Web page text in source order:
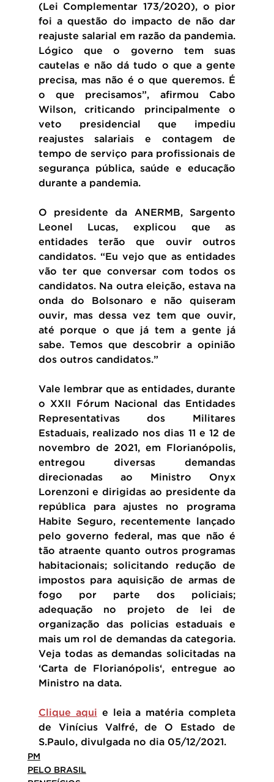
(Lei Complementar 173/2020), o pior
foi a questão do impacto de não dar
reajuste salarial em razão da pandemia.
Lógico que o governo tem suas
cautelas e não dá tudo o que a gente
precisa, mas não é o que queremos. É
o que precisamos”, afirmou Cabo
Wilson, criticando principalmente o
veto presidencial que impediu
reajustes salariais e contagem de
tempo de serviço para profissionais de
segurança pública, saúde e educação
durante a pandemia.
O presidente da ANERMB, Sargento
Leonel Lucas, explicou que as
entidades terão que ouvir outros
candidatos. “Eu vejo que as entidades
vão ter que conversar com todos os
candidatos. Na outra eleição, estava na
onda do Bolsonaro e não quiseram
ouvir, mas dessa vez tem que ouvir,
até porque o que já tem a gente já
sabe. Temos que descobrir a opinião
dos outros candidatos.”
Vale lembrar que as entidades, durante
o XXII Fórum Nacional das Entidades
Representativas dos Militares
Estaduais, realizado nos dias 11 e 12 de
novembro de 2021, em Florianópolis,
entregou diversas demandas
direcionadas ao Ministro Onyx
Lorenzoni e dirigidas ao presidente da
república para ajustes no programa
Habite Seguro, recentemente lançado
pelo governo federal, mas que não é
tão atraente quanto outros programas
habitacionais; solicitando redução de
impostos para aquisição de armas de
fogo por parte dos policiais;
adequação no projeto de lei de
organização das policias estaduais e
mais um rol de demandas da categoria.
Veja todas as demandas solicitadas na
‘Carta de Florianópolis‘, entregue ao
Ministro na data.
Clique aqui e leia a matéria completa
de Vinícius Valfré, de O Estado de
S.Paulo, divulgada no dia 05/12/2021.
PM
PELO BRASIL